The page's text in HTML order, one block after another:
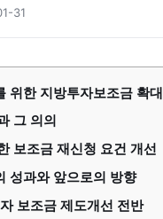
31
위한 지방투자보조금 확대
그 의의
보조금 재신청 요건 개선
성과와 앞으로의 방향
보조금 제도개선 전반